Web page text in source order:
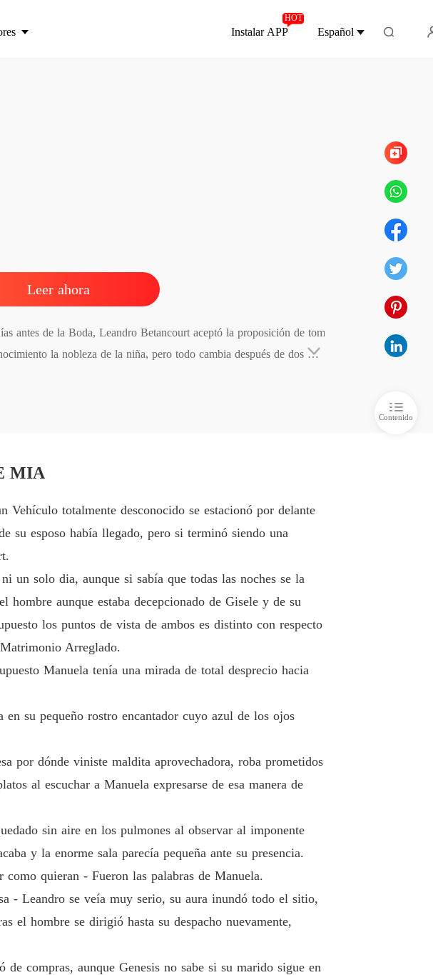
Instalar APP
HOT
Español
Leer ahora
antes de la Boda, Leandro Betancourt aceptó la proposición de tom
la nobleza de la niña, pero todo cambia después de dos mes
Contenido
MIA
Vehículo totalmente desconocido se estacionó por delante
su esposo había llegado, pero si terminó siendo una
un solo dia, aunque si sabía que todas las noches se la
hombre aunque estaba decepcionado de Gisele y de su
los puntos de vista de ambos es distinto con respecto
Arreglado.
Manuela tenía una mirada de total desprecio hacia
su pequeño rostro encantador cuyo azul de los ojos
por dónde viniste maldita aprovechadora, roba prometidos
al escuchar a Manuela expresarse de esa manera de
sin aire en los pulmones al observar al imponente
y la enorme sala parecía pequeña ante su presencia.
quieran - Fueron las palabras de Manuela.
- Leandro se veía muy serio, su aura inundó todo el sitio,
el hombre se dirigió hasta su despacho nuevamente,
compras, aunque Genesis no sabe si su marido sigue en
AMADA POR EL CEO
Capítulo 6 La odia
13/03/2024
AMADA POR EL CEO
AMADA POR EL CEO
AMADA POR EL CEO
AMADA POR EL CEO
AMADA POR EL CEO
AMADA POR EL CEO
Capítulo 15 Fue por ella
Capítulo 16 UNA BESTIA
AMADA POR EL CEO
Capítulo 17 SIN VERGÜENZA
AMADA POR EL CEO
Capítulo 18 TU CUERPO ES FASCINANTE
Capítulo 19 PLAYA
13/03/2024